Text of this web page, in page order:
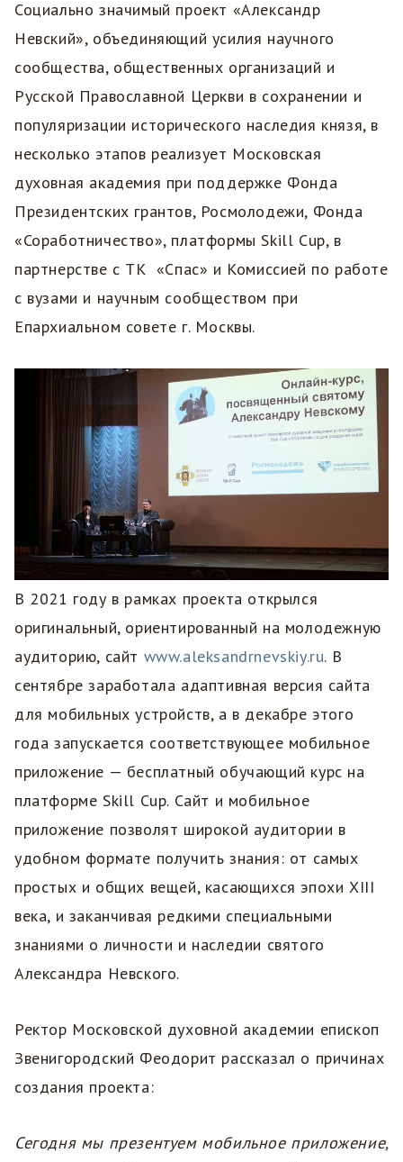
Социально значимый проект «Александр
Невский», объединяющий усилия научного
сообщества, общественных организаций и
Русской Православной Церкви в сохранении и
популяризации исторического наследия князя, в
несколько этапов реализует Московская
духовная академия при поддержке Фонда
Президентских грантов, Росмолодежи, Фонда
«Соработничество», платформы Skill Cup, в
партнерстве с ТК «Спас» и Комиссией по работе
с вузами и научным сообществом при
Епархиальном совете г. Москвы.
В 2021 году в рамках проекта открылся
оригинальный, ориентированный на молодежную
аудиторию, сайт www.aleksandrnevskiy.ru. В
сентябре заработала адаптивная версия сайта
для мобильных устройств, а в декабре этого
года запускается соответствующее мобильное
приложение — бесплатный обучающий курс на
платформе Skill Cup. Сайт и мобильное
приложение позволят широкой аудитории в
удобном формате получить знания: от самых
простых и общих вещей, касающихся эпохи XIII
века, и заканчивая редкими специальными
знаниями о личности и наследии святого
Александра Невского.
Ректор Московской духовной академии епископ
Звенигородский Феодорит рассказал о причинах
создания проекта:
Сегодня мы презентуем мобильное приложение,